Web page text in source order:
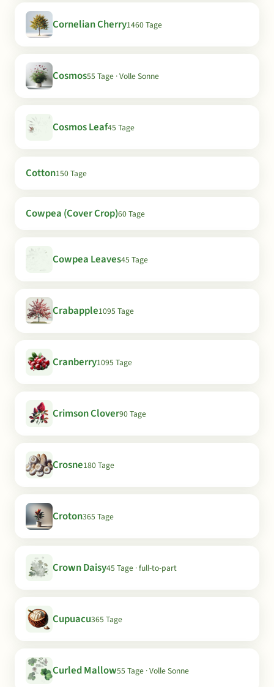
Cornelian Cherry1460 Tage
Cosmos55 Tage · Volle Sonne
Cosmos Leaf45 Tage
Cotton150 Tage
Cowpea (Cover Crop)60 Tage
Cowpea Leaves45 Tage
Crabapple1095 Tage
Cranberry1095 Tage
Crimson Clover90 Tage
Crosne180 Tage
Croton365 Tage
Crown Daisy45 Tage · full-to-part
Cupuacu365 Tage
Curled Mallow55 Tage · Volle Sonne